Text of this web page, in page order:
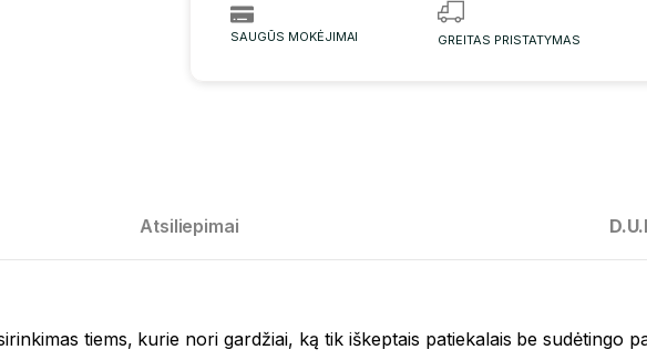
SAUGŪS MOKĖJIMAI GREITAS PRISTATYMAS
Atsiliepimai
tiems, kurie nori gardžiai, ką tik iškeptais patiekalais be sudėtingo